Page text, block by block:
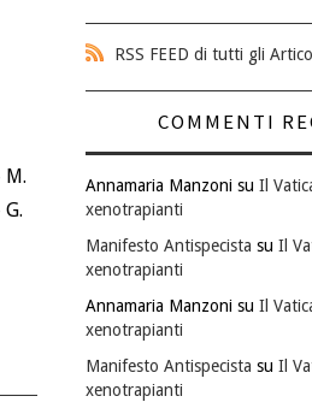
M.
RSS FEED di tutti gli
COMMENTI
Annamaria Manzoni su Il
xenotrapianti
Manifesto Antispecista su Il
xenotrapianti
Annamaria Manzoni su Il
xenotrapianti
Manifesto Antispecista su Il
xenotrapianti